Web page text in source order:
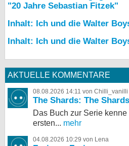
"20 Jahre Sebastian Fitzek"
Inhalt: Ich und die Walter
Inhalt: Ich und die Walter
AKTUELLE KOMMENTARE
08.08.2026 14:11 von Chilli_vanilli
The Shards: The Shards
Das Buch zur Serie
ersten... mehr
04.08.2026 10:29 von Lena